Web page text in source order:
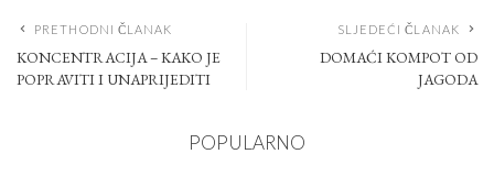
PRETHODNI ČLANAK
KONCENTRACIJA – KAKO JE
POPRAVITI I UNAPRIJEDITI
SLJEDEĆI ČLANAK
DOMAĆI KOMPOT OD
JAGODA
POPULARNO